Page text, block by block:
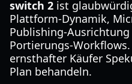
switch 2 ist
Plattform-Dynamik,
Publishing-
Portierungs-
ernsthafter Käufer
Plan behandeln.